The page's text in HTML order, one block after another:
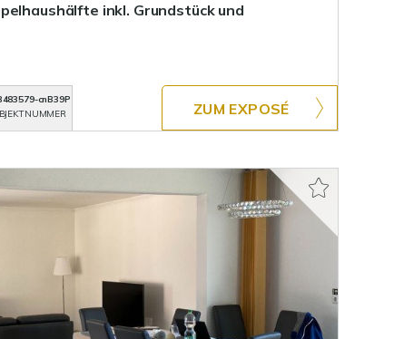
inkl. Grundstück und
cnB39P
ZUM EXPOSÉ